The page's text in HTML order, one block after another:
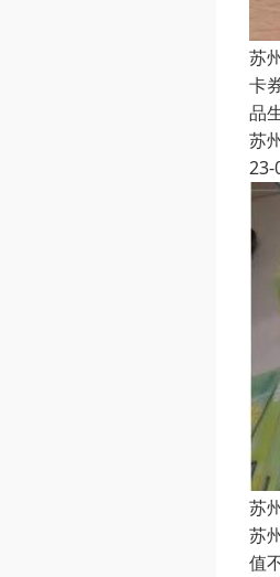
苏
卡
品
苏
23-
苏
苏
值